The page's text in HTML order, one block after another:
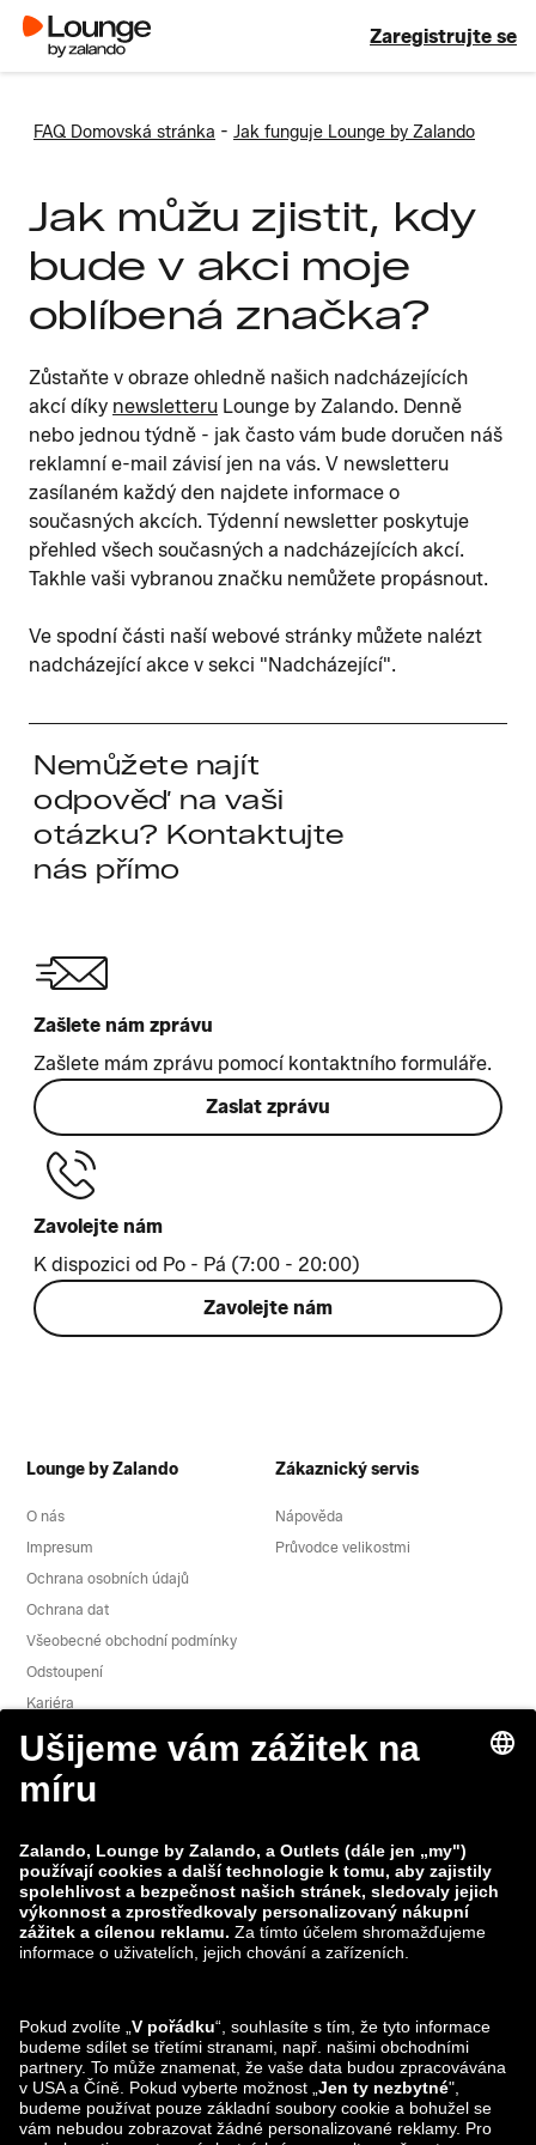
Zaregistrujte se
FAQ Domovská stránka - Jak funguje Lounge by Zalando
Jak můžu zjistit, kdy
bude v akci moje
oblíbená značka?
Zůstaňte v obraze ohledně našich nadcházejících
akcí díky newsletteru Lounge by Zalando. Denně
nebo jednou týdně - jak často vám bude doručen náš
reklamní e-mail závisí jen na vás. V newsletteru
zasílaném každý den najdete informace o
současných akcích. Týdenní newsletter poskytuje
přehled všech současných a nadcházejících akcí.
Takhle vaši vybranou značku nemůžete propásnout.
Ve spodní části naší webové stránky můžete nalézt
nadcházející akce v sekci "Nadcházející".
Nemůžete najít
odpověď na vaši
otázku? Kontaktujte
nás přímo
Zašlete nám zprávu
Zašlete mám zprávu pomocí kontaktního formuláře.
Zaslat zprávu
Zavolejte nám
K dispozici od Po - Pá (7:00 - 20:00)
Zavolejte nám
Lounge by Zalando
O nás
Impresum
Ochrana osobních údajů
Ochrana dat
Všeobecné obchodní podmínky
Odstoupení
Kariéra
Hlášení zranitelnosti
Bezpečnost produktu
Zákaznický servis
Nápověda
Průvodce velikostmi
Zalando
ABOUT YOU
Sledujte nás také na Možnosti dopravy